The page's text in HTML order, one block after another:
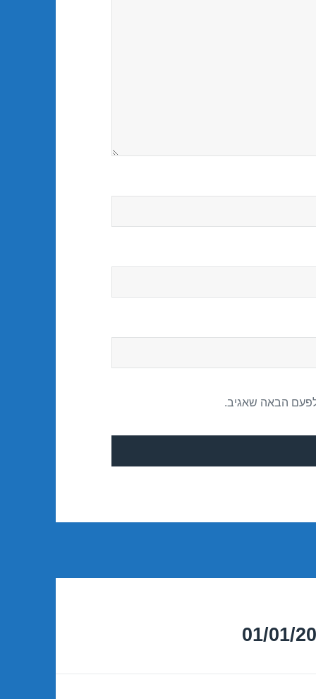
הבאה שאגיב.